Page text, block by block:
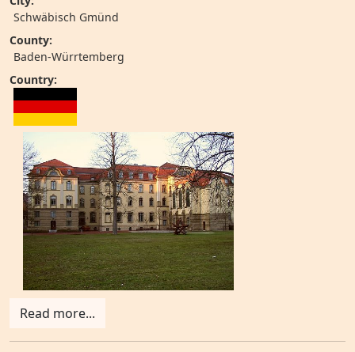
Schwäbisch Gmünd
County:
Baden-Würrtemberg
Country:
Read more...